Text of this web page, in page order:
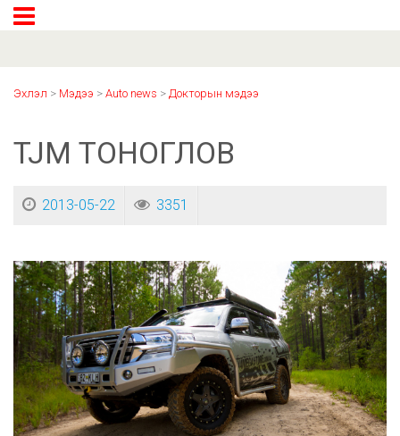
Эхлэл > Мэдээ > Auto news > Докторын мэдээ
TJM ТОНОГЛОВ
2013-05-22 3351